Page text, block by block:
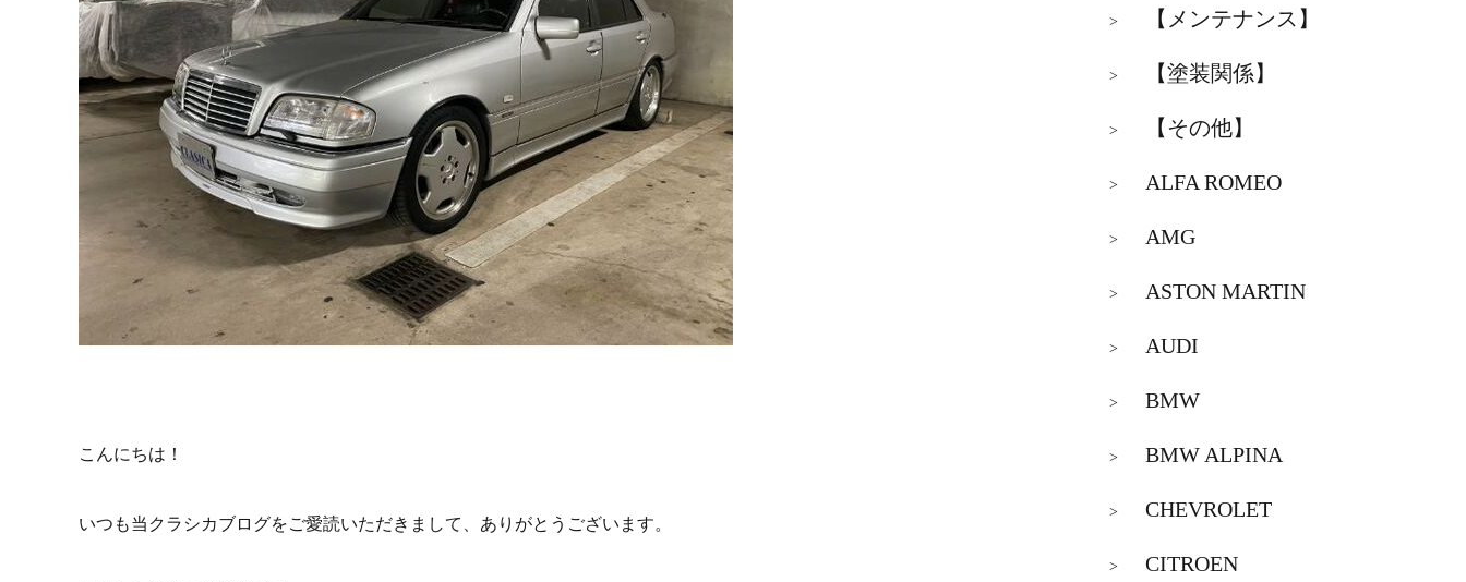
こんにちは！
いつも当クラシカブログをご愛読いただきまして、ありがとうございます。
> 【メンテナンス】
> 【塗装関係】
> 【その他】
> ALFA ROMEO
> AMG
> ASTON MARTIN
> AUDI
> BMW
> BMW ALPINA
> CHEVROLET
> CITROEN